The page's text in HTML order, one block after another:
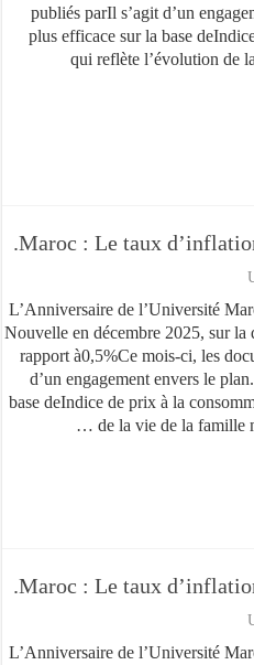
publiés parIl s’agit d’un
plus efficace sur la base
qui reflète
Maroc : Le taux
L’Anniversaire de
Nouvelle en décembre 2025,
rapport à0,5%Ce mois-ci,
d’un engagement envers
base deIndice de prix à la
de la vie de la
Maroc : Le taux
L’Anniversaire de